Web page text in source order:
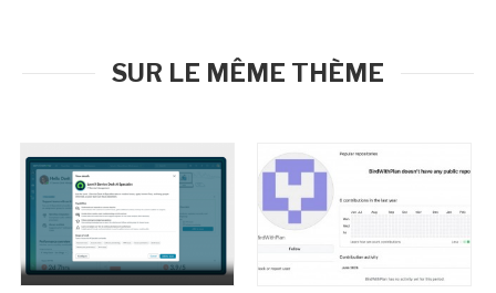
SUR LE MÊME THÈME